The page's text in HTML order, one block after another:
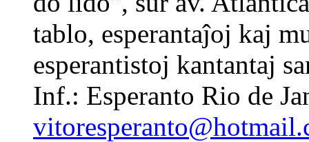
tablo, esperantaĵoj kaj
esperantistoj kantantaj
Inf.: Esperanto Rio de